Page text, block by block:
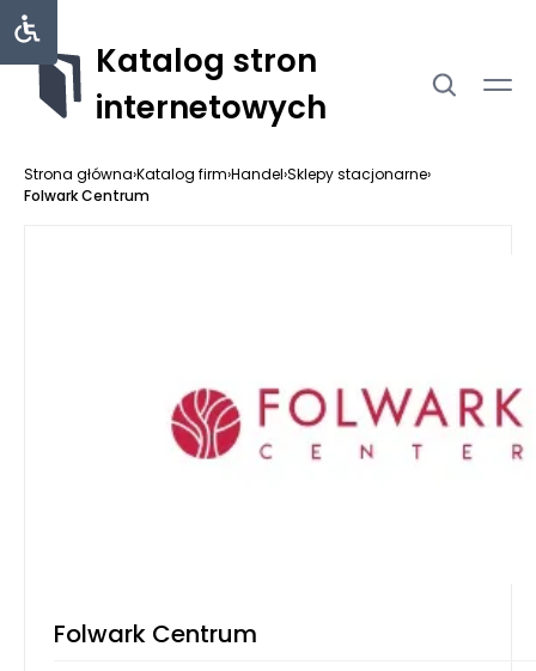
Katalog stron
internetowych
Strona główna›Katalog firm›Handel›Sklepy stacjonarne›
Folwark Centrum
Folwark Centrum